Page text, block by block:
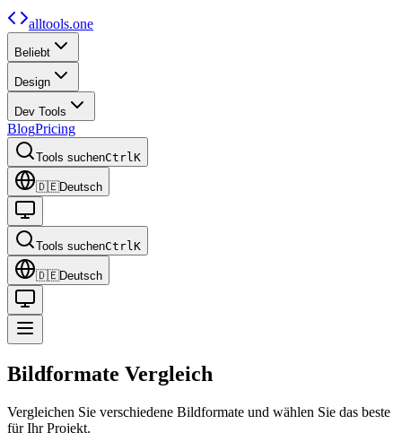
alltools.one
Beliebt
Design
Dev Tools
BlogPricing
Tools suchenCtrlK
🇩🇪Deutsch
Tools suchenCtrlK
🇩🇪Deutsch
Bildformate Vergleich
Vergleichen Sie verschiedene Bildformate und wählen Sie das beste
für Ihr Projekt.